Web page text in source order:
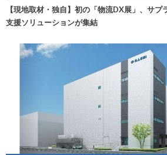
【現地取材・独自】初の「物流DX展」、サ
支援ソリューションが集結